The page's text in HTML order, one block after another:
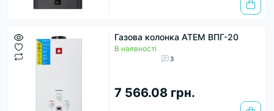
Газова колонка АТЕМ ВПГ-20
В наявності
3
7 566.08 грн.